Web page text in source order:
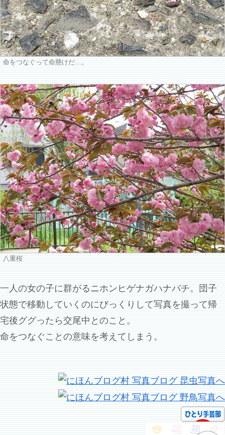
命をつなぐって命懸けだ…。
八重桜
一人の女の子に群がるニホンヒゲナガハナバチ。団子
状態で移動していくのにびっくりして写真を撮って帰
宅後ググったら交尾中とのこと。
命をつなぐことの意味を考えてしまう。